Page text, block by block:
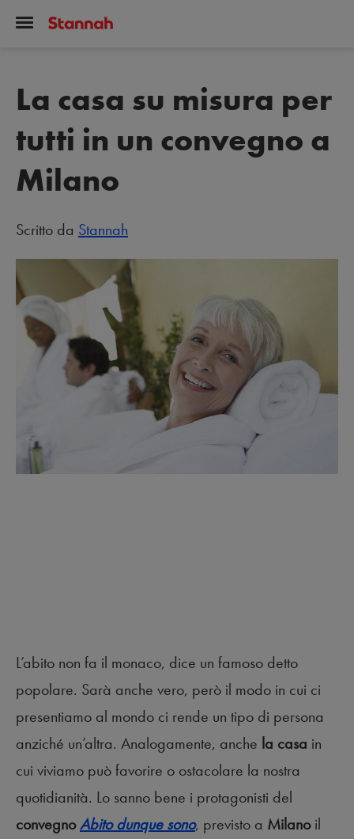
La casa su misura per
tutti in un convegno a
Milano
Scritto da Stannah
L’abito non fa il monaco, dice un famoso detto
popolare. Sarà anche vero, però il modo in cui ci
presentiamo al mondo ci rende un tipo di persona
anziché un’altra. Analogamente, anche la casa in
cui viviamo può favorire o ostacolare la nostra
quotidianità. Lo sanno bene i protagonisti del
convegnoAbito dunque sono, previsto a Milanoil